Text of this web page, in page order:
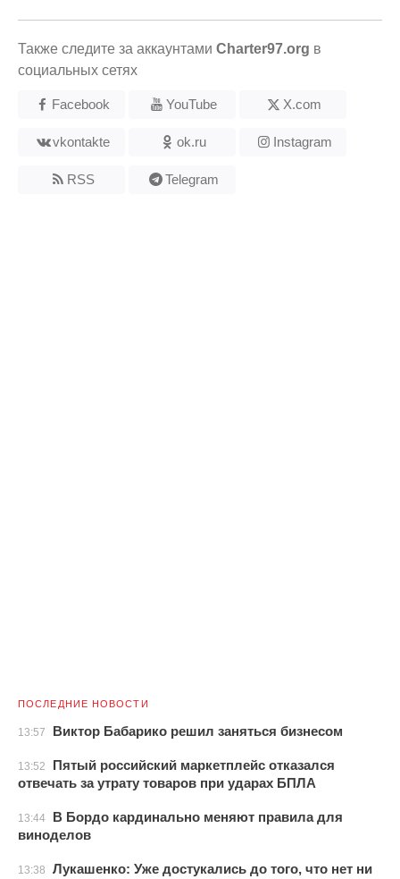
Также следите за аккаунтами Charter97.org в
социальных сетях
Facebook YouTube X.com
vkontakte ok.ru Instagram
RSS Telegram
ПОСЛЕДНИЕ НОВОСТИ
13:57 Виктор Бабарико решил заняться бизнесом
13:52
Пятый российский маркетплейс отказался
отвечать за утрату товаров при ударах БПЛА
13:44
В Бордо кардинально меняют правила для
виноделов
13:38 Лукашенко: Уже достукались до того, что нет ни